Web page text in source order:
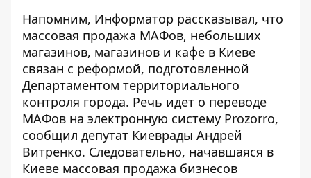
Напомним, Информатор рассказывал, что
массовая продажа МАФов, небольших
магазинов, магазинов и кафе в Киеве
связан с реформой, подготовленной
Департаментом территориального
контроля города. Речь идет о переводе
МАФов на электронную систему Prozorro,
сообщил депутат Киеврады Андрей
Витренко. Следовательно, начавшаяся в
Киеве массовая продажа бизнесов